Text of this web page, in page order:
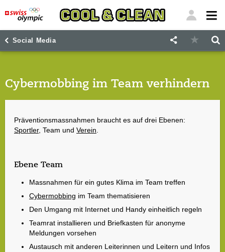
Social Media
Cybermobbing im Team verhindern
Präventionsmassnahmen braucht es auf drei Ebenen:
Sportler, Team und Verein
Ebene Team
Massnahmen für ein gutes Klima im Team treffen
Cybermobbing im Team thematisieren
Den Umgang mit Internet und Handy einheitlich regeln
Teamrat installieren und Briefkasten für anonyme
Meldungen vorsehen
Austausch mit anderen Leiterinnen und Leitern und Infos